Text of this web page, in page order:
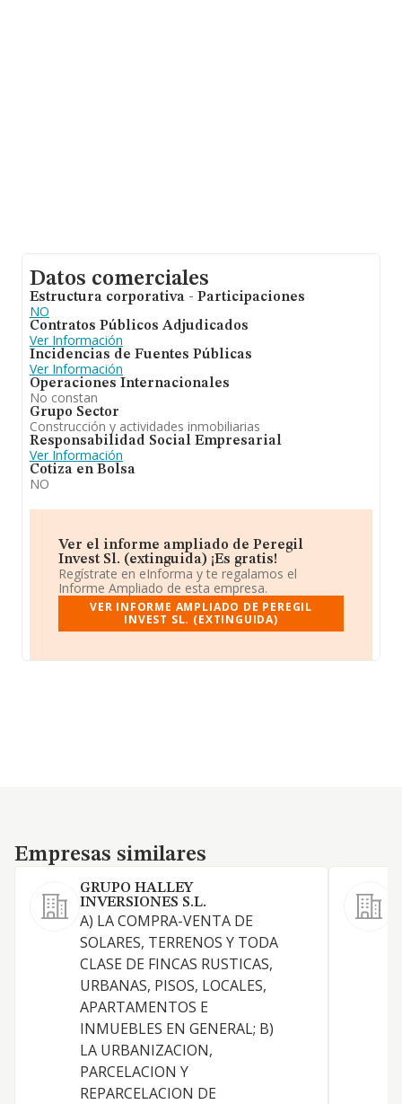
Datos comerciales
Estructura corporativa - Participaciones
NO
Contratos Públicos Adjudicados
Ver Información
Incidencias de Fuentes Públicas
Ver Información
Operaciones Internacionales
No constan
Grupo Sector
Construcción y actividades inmobiliarias
Responsabilidad Social Empresarial
Ver Información
Cotiza en Bolsa
NO
Ver el informe ampliado de Peregil
Invest Sl. (extinguida) ¡Es gratis!
Regístrate en eInforma y te regalamos el
Informe Ampliado de esta empresa.
VER INFORME AMPLIADO DE PEREGIL
INVEST SL. (EXTINGUIDA)
Empresas similares
Empresas similares
GRUPO HALLEY
INVERSIONES S.L.
A) LA COMPRA-VENTA DE
SOLARES, TERRENOS Y TODA
CLASE DE FINCAS RUSTICAS,
URBANAS, PISOS, LOCALES,
APARTAMENTOS E
INMUEBLES EN GENERAL; B)
LA URBANIZACION,
PARCELACION Y
REPARCELACION DE